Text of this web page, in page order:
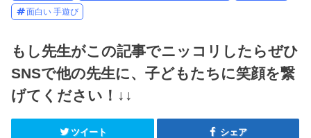
面白い 手遊び
もし先生がこの記事でニッコリしたらぜひ
SNSで他の先生に、子どもたちに笑顔を繋
げてください！↓↓
ツイート シェア